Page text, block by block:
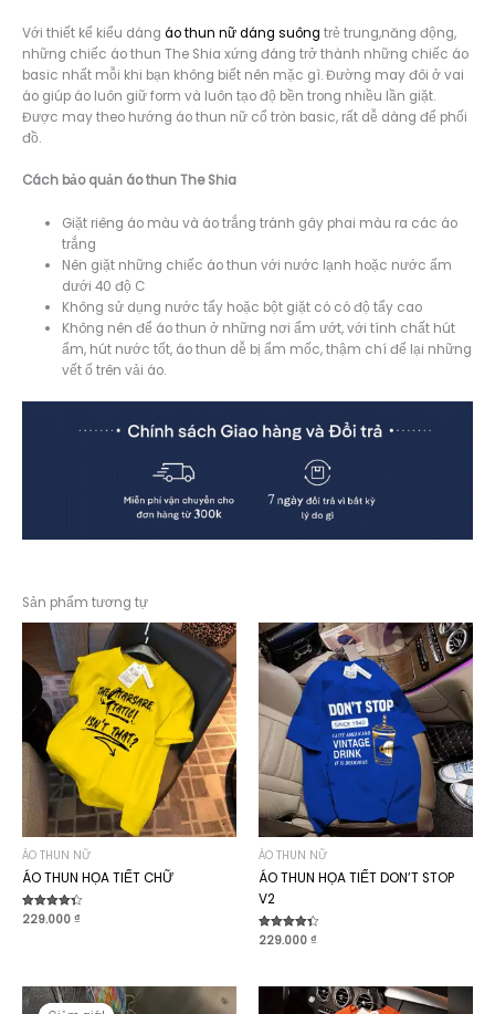
Với thiết kế kiểu dáng áo thun nữ dáng suông trẻ trung,năng động,
những chiếc áo thun The Shia xứng đáng trở thành những chiếc áo
basic nhất mỗi khi bạn không biết nên mặc gì. Đường may đôi ở vai
áo giúp áo luôn giữ form và luôn tạo độ bền trong nhiều lần giặt.
Được may theo hướng áo thun nữ cổ tròn basic, rất dễ dàng để phối
đồ.
Cách bảo quản áo thun The Shia
Giặt riêng áo màu và áo trắng tránh gây phai màu ra các áo
trắng
Nên giặt những chiếc áo thun với nước lạnh hoặc nước ấm
dưới 40 độ C
Không sử dụng nước tẩy hoặc bột giặt có có độ tẩy cao
Không nên để áo thun ở những nơi ẩm ướt, với tính chất hút
ẩm, hút nước tốt, áo thun dễ bị ẩm mốc, thậm chí để lại những
vết ố trên vải áo.
Sản phẩm tương tự
ÁO THUN NỮ
ÁO THUN HỌA TIẾT CHỮ
Được xếp
229.000 ₫
ÁO THUN NỮ
ÁO THUN HỌA TIẾT DON’T STOP
V2
Được xếp
229.000 ₫